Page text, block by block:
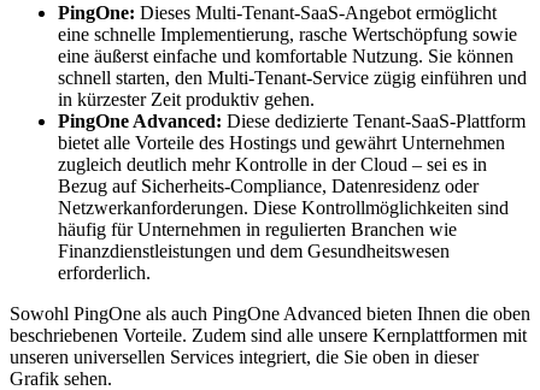
PingOne: Dieses Multi-Tenant-SaaS-Angebot ermöglicht
eine schnelle Implementierung, rasche Wertschöpfung sowie
eine äußerst einfache und komfortable Nutzung. Sie können
schnell starten, den Multi-Tenant-Service zügig einführen und
in kürzester Zeit produktiv gehen.
PingOne Advanced: Diese dedizierte Tenant-SaaS-Plattform
bietet alle Vorteile des Hostings und gewährt Unternehmen
zugleich deutlich mehr Kontrolle in der Cloud – sei es in
Bezug auf Sicherheits-Compliance, Datenresidenz oder
Netzwerkanforderungen. Diese Kontrollmöglichkeiten sind
häufig für Unternehmen in regulierten Branchen wie
Finanzdienstleistungen und dem Gesundheitswesen
erforderlich.
Sowohl PingOne als auch PingOne Advanced bieten Ihnen die oben
beschriebenen Vorteile. Zudem sind alle unsere Kernplattformen mit
unseren universellen Services integriert, die Sie oben in dieser
Grafik sehen.